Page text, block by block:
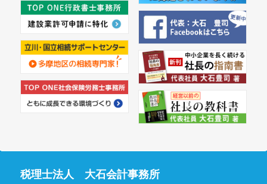
税理士法人 大石会計事務所